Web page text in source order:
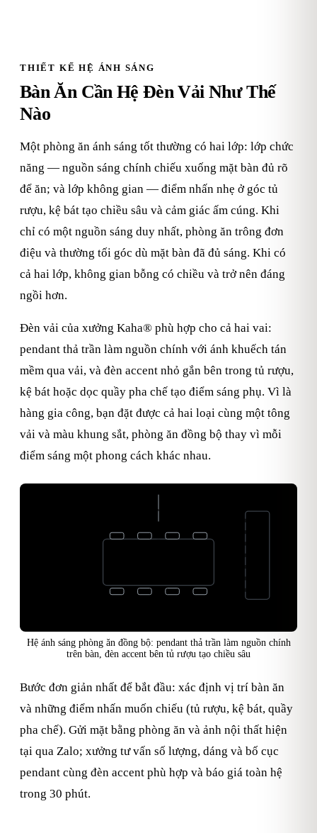
THIẾT KẾ HỆ ÁNH SÁNG
Bàn Ăn Cần Hệ Đèn Vải Như Thế
Nào
Một phòng ăn ánh sáng tốt thường có hai lớp: lớp chức
năng — nguồn sáng chính chiếu xuống mặt bàn đủ rõ
để ăn; và lớp không gian — điểm nhấn nhẹ ở góc tủ
rượu, kệ bát tạo chiều sâu và cảm giác ấm cúng. Khi
chỉ có một nguồn sáng duy nhất, phòng ăn trông đơn
điệu và thường tối góc dù mặt bàn đã đủ sáng. Khi có
cả hai lớp, không gian bỗng có chiều và trở nên đáng
ngồi hơn.
Đèn vải của xưởng Kaha® phù hợp cho cả hai vai:
pendant thả trần làm nguồn chính với ánh khuếch tán
mềm qua vải, và đèn accent nhỏ gắn bên trong tủ rượu,
kệ bát hoặc dọc quầy pha chế tạo điểm sáng phụ. Vì là
hàng gia công, bạn đặt được cả hai loại cùng một tông
vải và màu khung sắt, phòng ăn đồng bộ thay vì mỗi
điểm sáng một phong cách khác nhau.
Pendant chính
Hệ ánh sáng phòng ăn đồng bộ: pendant thả trần làm nguồn chính
trên bàn, đèn accent bên tủ rượu tạo chiều sâu
Bước đơn giản nhất để bắt đầu: xác định vị trí bàn ăn
và những điểm nhấn muốn chiếu (tủ rượu, kệ bát, quầy
pha chế). Gửi mặt bằng phòng ăn và ảnh nội thất hiện
tại qua Zalo; xưởng tư vấn số lượng, dáng và bố cục
pendant cùng đèn accent phù hợp và báo giá toàn hệ
trong 30 phút.